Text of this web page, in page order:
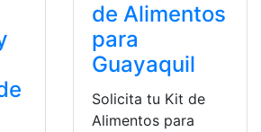
de Alimentos
para
Guayaquil
Solicita tu Kit de
Alimentos para